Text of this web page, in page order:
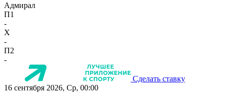
Адмирал
П1
-
X
-
П2
-
Сделать ставку
16 сентября 2026, Ср, 00:00